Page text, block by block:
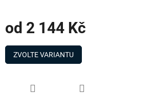
od 2 144 Kč
Měrná
cena:
ZVOLTE VARIANTU